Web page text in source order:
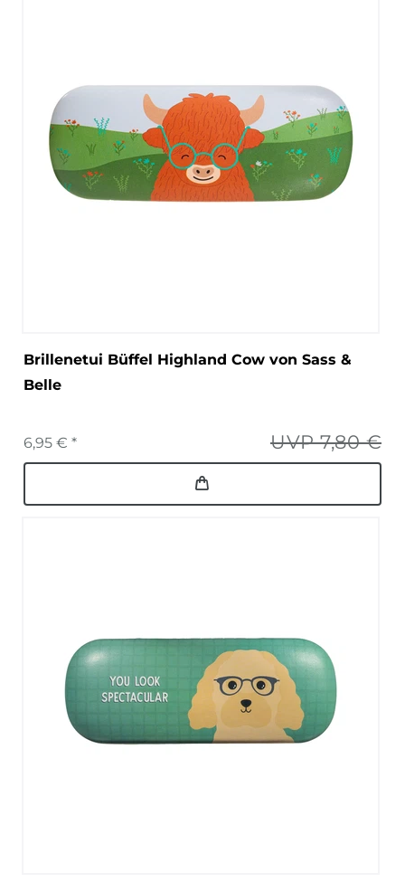
Brillenetui Büffel Highland Cow von Sass &
Belle
UVP 7,80 €
6,95 € *